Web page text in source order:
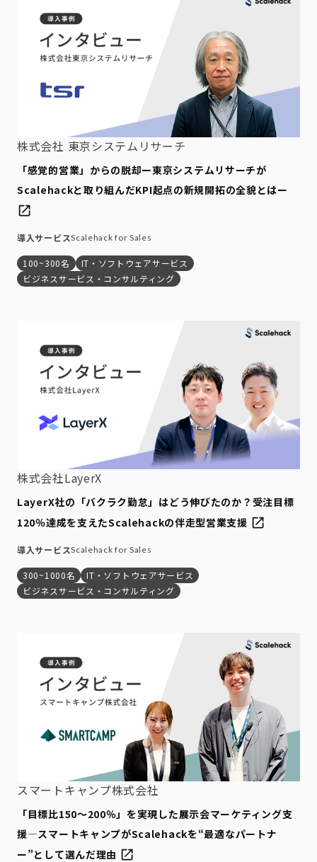
株式会社 東京システムリサーチ
「感覚的営業」からの脱却ー東京システムリサーチが
Scalehackと取り組んだKPI起点の新規開拓の全貌とはー
導入サービスScalehack for Sales
100~300名
IT・ソフトウェアサービス
ビジネスサービス・コンサルティング
株式会社LayerX
LayerX社の「バクラク勤怠」はどう伸びたのか？受注目標
120％達成を支えたScalehackの伴走型営業支援
導入サービスScalehack for Sales
300~1000名
IT・ソフトウェアサービス
ビジネスサービス・コンサルティング
スマートキャンプ株式会社
「目標比150〜200％」を実現した展示会マーケティング支
援―スマートキャンプがScalehackを“最適なパートナ
ー”として選んだ理由